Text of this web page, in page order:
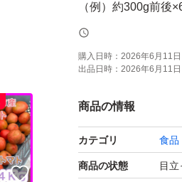
（例）約300g前後
重さ調整で、小さ
ご要望がありまし
栽培中農薬不使用
購入日時： 2026年6月11
出品日時： 2026年6月11
商品の情報
カテゴリ 食品
商品の状態 目